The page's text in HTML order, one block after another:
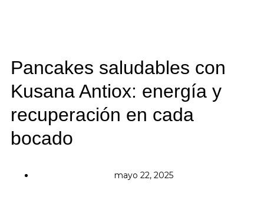
Pancakes saludables con
Kusana Antiox: energía y
recuperación en cada
bocado
mayo 22, 2025